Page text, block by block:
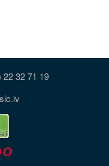
32 71 19